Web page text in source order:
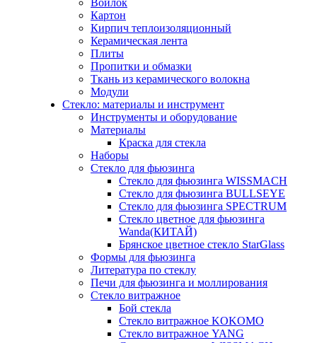
Войлок
Картон
Кирпич теплоизоляционный
Керамическая лента
Плиты
Пропитки и обмазки
Ткань из керамического волокна
Модули
Стекло: материалы и инструмент
Инструменты и оборудование
Материалы
Краска для стекла
Наборы
Стекло для фьюзинга
Стекло для фьюзинга WISSMACH
Стекло для фьюзинга BULLSEYE
Стекло для фьюзинга SPECTRUM
Стекло цветное для фьюзинга
Wanda(КИТАЙ)
Брянское цветное стекло StarGlass
Формы для фьюзинга
Литература по стеклу
Печи для фьюзинга и моллирования
Стекло витражное
Бой стекла
Стекло витражное KOKOMO
Стекло витражное YANG